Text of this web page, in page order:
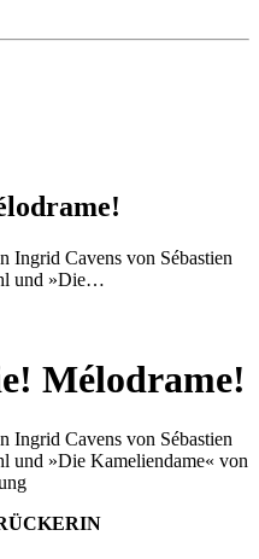
Ingrid Cavens von Sébastien
und »Die…
Mélodrame!
Ingrid Cavens von Sébastien
und »Die Kameliendame« von